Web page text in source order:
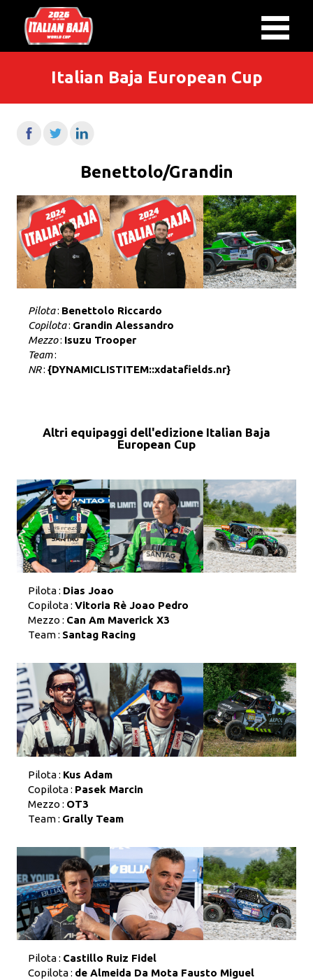
Italian Baja European Cup
Benettolo/Grandin
Pilota: Benettolo Riccardo
Copilota: Grandin Alessandro
Mezzo: Isuzu Trooper
Team:
NR: {DYNAMICLISTITEM::xdatafields.nr}
Altri equipaggi dell'edizione Italian Baja
European Cup
Pilota : Dias Joao
Copilota : Vitoria Rè Joao Pedro
Mezzo : Can Am Maverick X3
Team : Santag Racing
Pilota : Kus Adam
Copilota : Pasek Marcin
Mezzo : OT3
Team : Grally Team
Pilota : Castillo Ruiz Fidel
Copilota : de Almeida Da Mota Fausto Miguel